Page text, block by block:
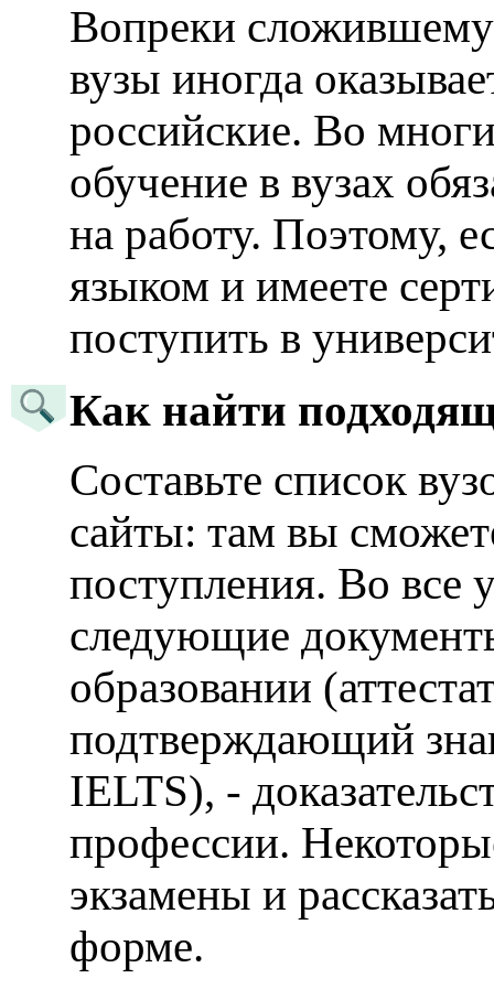
Вопреки
вузы иногда
российские. Во
обучение в вузах
на работу. Поэтому,
языком и имеете
поступить в
Как найти
Составьте список
сайты: там вы
поступления. Во все
следующие
образовании
подтверждающий
IELTS), -
профессии.
экзамены и
форме.